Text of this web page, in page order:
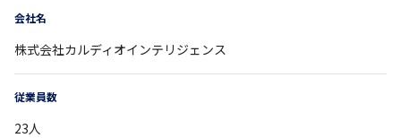
会社名
株式会社カルディオインテリジェンス
従業員数
23人